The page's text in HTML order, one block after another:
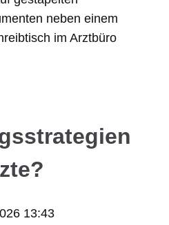
13:43